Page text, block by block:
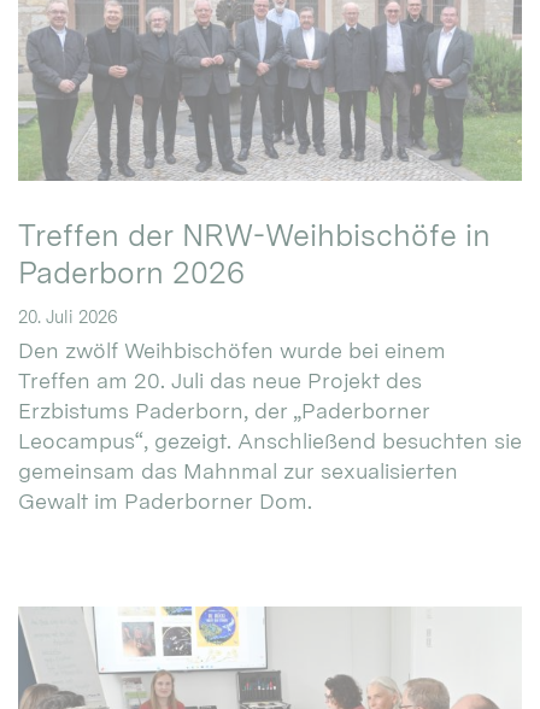
Treffen der NRW-Weihbischöfe in
Paderborn 2026
20. Juli 2026
Den zwölf Weihbischöfen wurde bei einem
Treffen am 20. Juli das neue Projekt des
Erzbistums Paderborn, der „Paderborner
Leocampus“, gezeigt. Anschließend besuchten sie
gemeinsam das Mahnmal zur sexualisierten
Gewalt im Paderborner Dom.